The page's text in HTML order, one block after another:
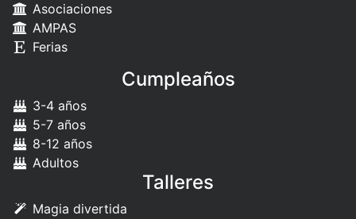
Asociaciones
AMPAS
Ferias
Cumpleaños
3-4 años
5-7 años
8-12 años
Adultos
Talleres
Magia divertida